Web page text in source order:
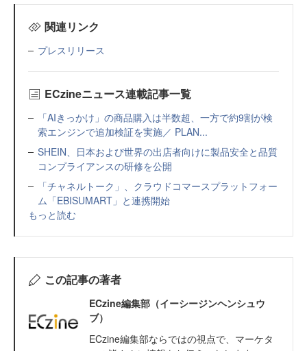
関連リンク
プレスリリース
ECzineニュース連載記事一覧
「AIきっかけ」の商品購入は半数超、一方で約9割が検
索エンジンで追加検証を実施／ PLAN...
SHEIN、日本および世界の出店者向けに製品安全と品質
コンプライアンスの研修を公開
「チャネルトーク」、クラウドコマースプラットフォー
ム「EBISUMART」と連携開始
もっと読む
この記事の著者
ECzine編集部（イーシージンヘンシュウ
ブ）
ECzine編集部ならではの視点で、マーケタ